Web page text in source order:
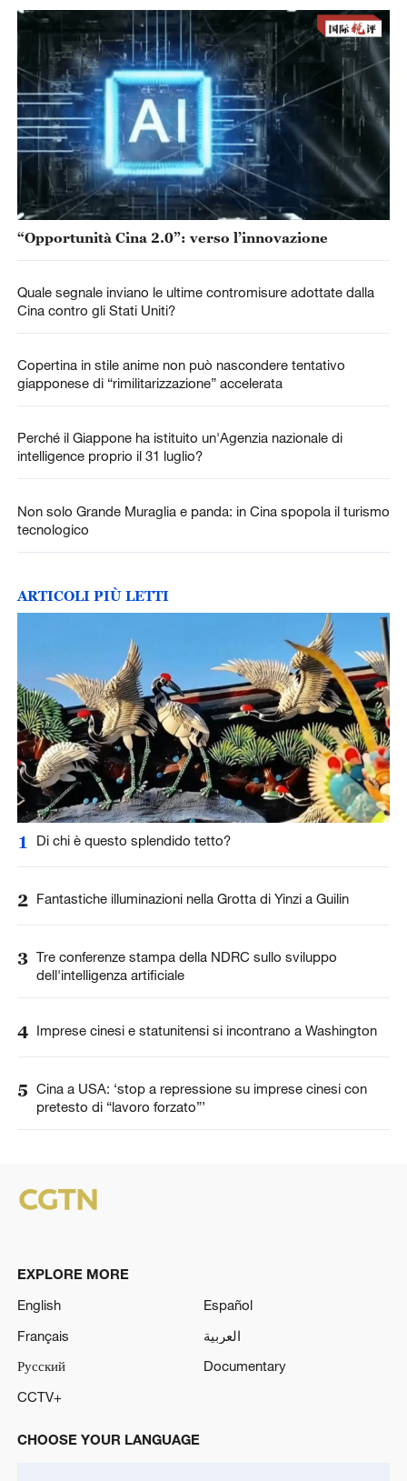
“Opportunità Cina 2.0”: verso l’innovazione
Quale segnale inviano le ultime contromisure adottate dalla
Cina contro gli Stati Uniti?
Copertina in stile anime non può nascondere tentativo
giapponese di “rimilitarizzazione” accelerata
Perché il Giappone ha istituito un'Agenzia nazionale di
intelligence proprio il 31 luglio?
Non solo Grande Muraglia e panda: in Cina spopola il turismo
tecnologico
ARTICOLI PIÙ LETTI
1 Di chi è questo splendido tetto?
2 Fantastiche illuminazioni nella Grotta di Yinzi a Guilin
3 Tre conferenze stampa della NDRC sullo sviluppo
dell'intelligenza artificiale
4 Imprese cinesi e statunitensi si incontrano a Washington
5 Cina a USA: ‘stop a repressione su imprese cinesi con
pretesto di “lavoro forzato”’
EXPLORE MORE
English
Español
Français
العربية
Русский
Documentary
CCTV+
CHOOSE YOUR LANGUAGE